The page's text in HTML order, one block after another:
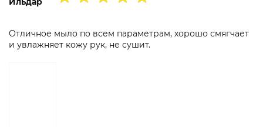
Отличное мыло по всем параметрам, хорошо смягчает
и увлажняет кожу рук, не сушит.